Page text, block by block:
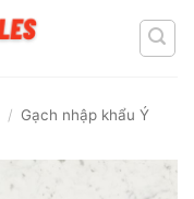
/ Gạch nhập khẩu Ý